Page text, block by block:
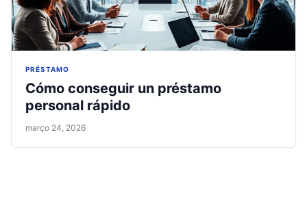
PRÉSTAMO
Cómo conseguir un préstamo
personal rápido
março 24, 2026